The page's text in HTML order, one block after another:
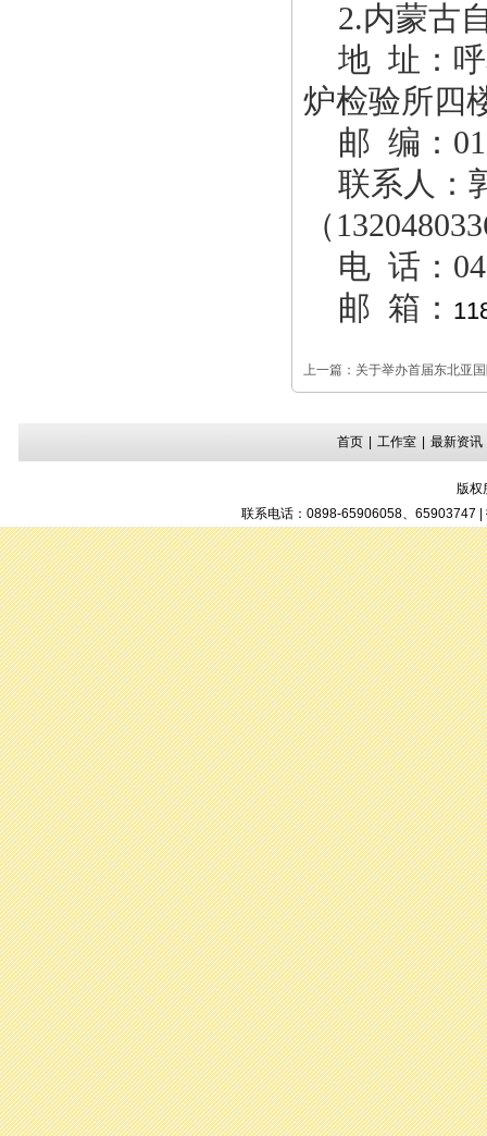
2.内蒙古
地 址：呼
炉检验所四
邮 编：
联系人：
（
电 话：
邮 箱：
上一篇： 关于举办首届东北亚
首页 工作室 最新资讯
版权
联系电话：0898-65906058、65903747